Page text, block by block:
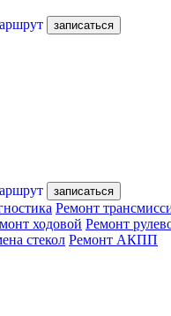
записаться
записаться
Ремонт
ходовой Ремонт
стекол Ремонт АКПП